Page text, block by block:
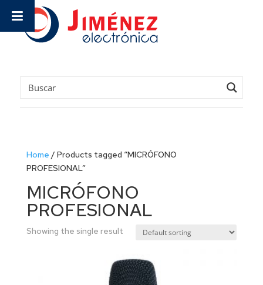
Home / Products tagged “MICRÓFONO
PROFESIONAL”
MICRÓFONO
PROFESIONAL
Showing the single result